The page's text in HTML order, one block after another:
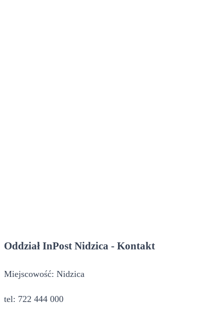
Oddział InPost Nidzica - Kontakt
Miejscowość: Nidzica
tel: 722 444 000